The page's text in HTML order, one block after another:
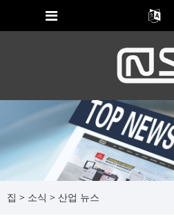
집 > 소식 > 산업 뉴스